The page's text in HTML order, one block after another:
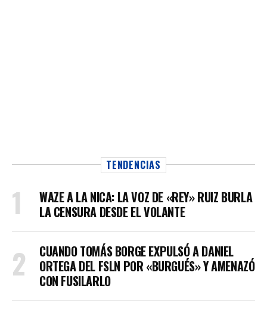
TENDENCIAS
WAZE A LA NICA: LA VOZ DE «REY» RUIZ BURLA
LA CENSURA DESDE EL VOLANTE
CUANDO TOMÁS BORGE EXPULSÓ A DANIEL
ORTEGA DEL FSLN POR «BURGUÉS» Y AMENAZÓ
CON FUSILARLO